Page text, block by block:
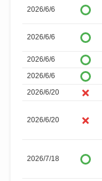
2026/6/6
2026/6/6
2026/6/6
2026/6/6
2026/6/20
2026/6/20
2026/7/18